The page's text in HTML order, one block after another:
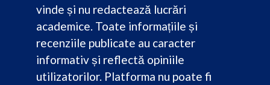
vinde și nu redactează lucrări
academice. Toate informațiile și
recenziile publicate au caracter
informativ și reflectă opiniile
utilizatorilor. Platforma nu poate fi